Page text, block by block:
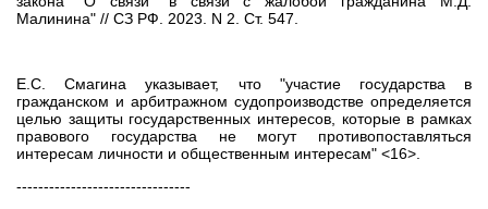
Малинина" // СЗ РФ. 2023. N 2. Ст. 547.
Е.С. Смагина указывает, что "участие государства в
гражданском и арбитражном судопроизводстве определяется
целью защиты государственных интересов, которые в рамках
правового государства не могут противопоставляться
интересам личности и общественным интересам" <16>.
--------------------------------